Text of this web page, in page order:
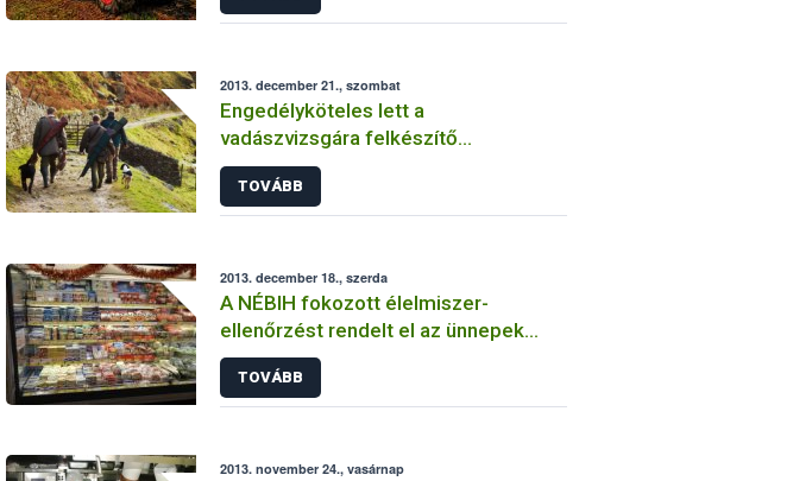
2013. december 21., szombat
Engedélyköteles lett a
vadászvizsgára felkészítő
tanfolyamok szervezése
TOVÁBB
2013. december 18., szerda
A NÉBIH fokozott élelmiszer-
ellenőrzést rendelt el az ünnepek
előtt
TOVÁBB
2013. november 24., vasárnap